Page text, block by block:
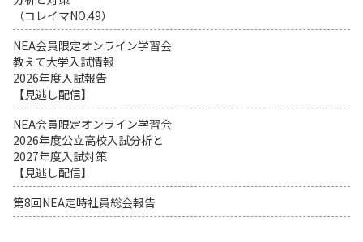
（コレイマNO.49）
NEA会員限定オンライン学習会
教えて大学入試情報
2026年度入試報告
【見逃し配信】
NEA会員限定オンライン学習会
2026年度公立高校入試分析と
2027年度入試対策
【見逃し配信】
第8回NEA定時社員総会報告